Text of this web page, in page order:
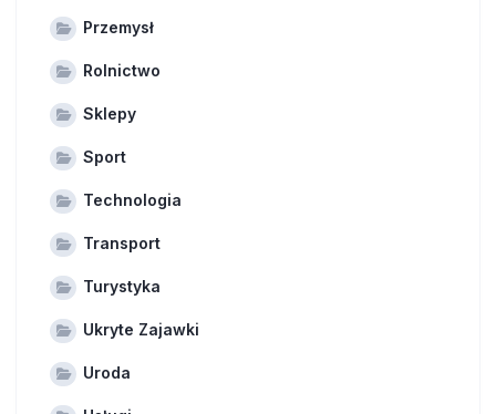
Przemysł
Rolnictwo
Sklepy
Sport
Technologia
Transport
Turystyka
Ukryte Zajawki
Uroda